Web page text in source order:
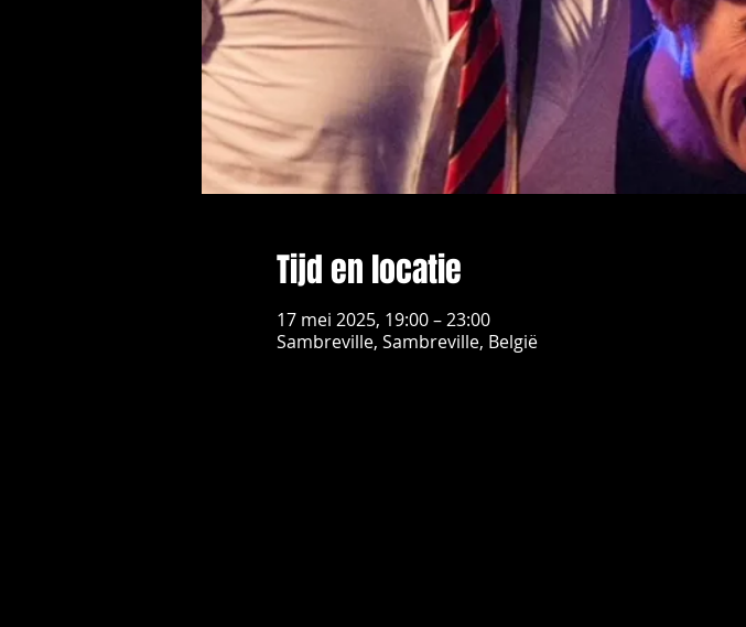
Tijd en locatie
17 mei 2025, 19:00 – 23:00
Sambreville, Sambreville, België